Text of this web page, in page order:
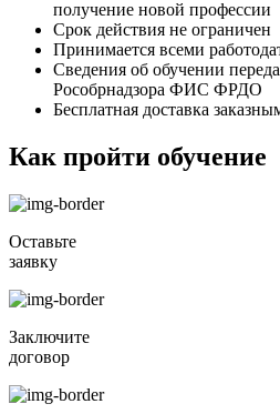
получение новой профессии
Срок действия не ограничен
Принимается всеми
Сведения об обучении
Рособрнадзора ФИС ФРДО
Бесплатная доставка
Как пройти обучение
Оставьте
заявку
Заключите
договор